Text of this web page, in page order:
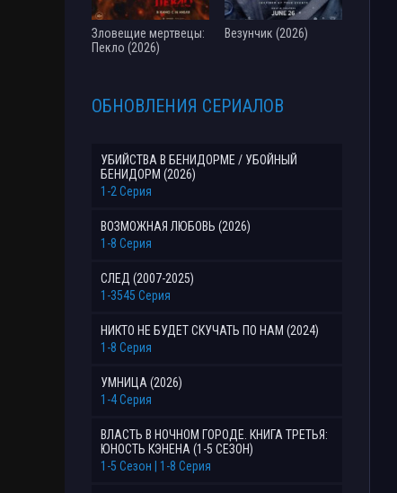
Зловещие мертвецы:
Пекло (2026)
Везунчик (2026)
ОБНОВЛЕНИЯ СЕРИАЛОВ
УБИЙСТВА В БЕНИДОРМЕ / УБОЙНЫЙ
БЕНИДОРМ (2026)
1-2 Серия
ВОЗМОЖНАЯ ЛЮБОВЬ (2026)
1-8 Серия
СЛЕД (2007-2025)
1-3545 Серия
НИКТО НЕ БУДЕТ СКУЧАТЬ ПО НАМ (2024)
1-8 Серия
УМНИЦА (2026)
1-4 Серия
ВЛАСТЬ В НОЧНОМ ГОРОДЕ. КНИГА ТРЕТЬЯ:
ЮНОСТЬ КЭНЕНА (1-5 СЕЗОН)
1-5 Сезон | 1-8 Серия